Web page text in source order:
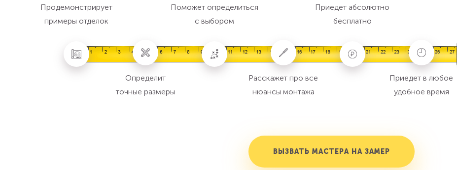
Продемонстрирует
примеры отделок
Определит
точные размеры
Поможет определиться
с выбором
Расскажет про все
нюансы монтажа
Приедет абсолютно
бесплатно
Приедет в любое
удобное время
ВЫЗВАТЬ МАСТЕРА НА ЗАМЕР